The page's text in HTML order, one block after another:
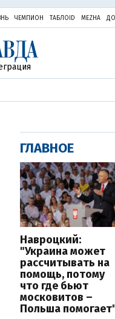
ЧЕМПИОН ТАБЛОID MEZHA
ГЛАВНОЕ
Навроцкий:
"Украина может
рассчитывать на
помощь, потому
что где бьют
московитов –
Польша